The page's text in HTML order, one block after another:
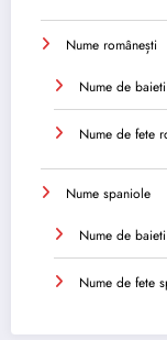
Nume românești
Nume de
Nume de fete
Nume spaniole
Nume de
Nume de fete